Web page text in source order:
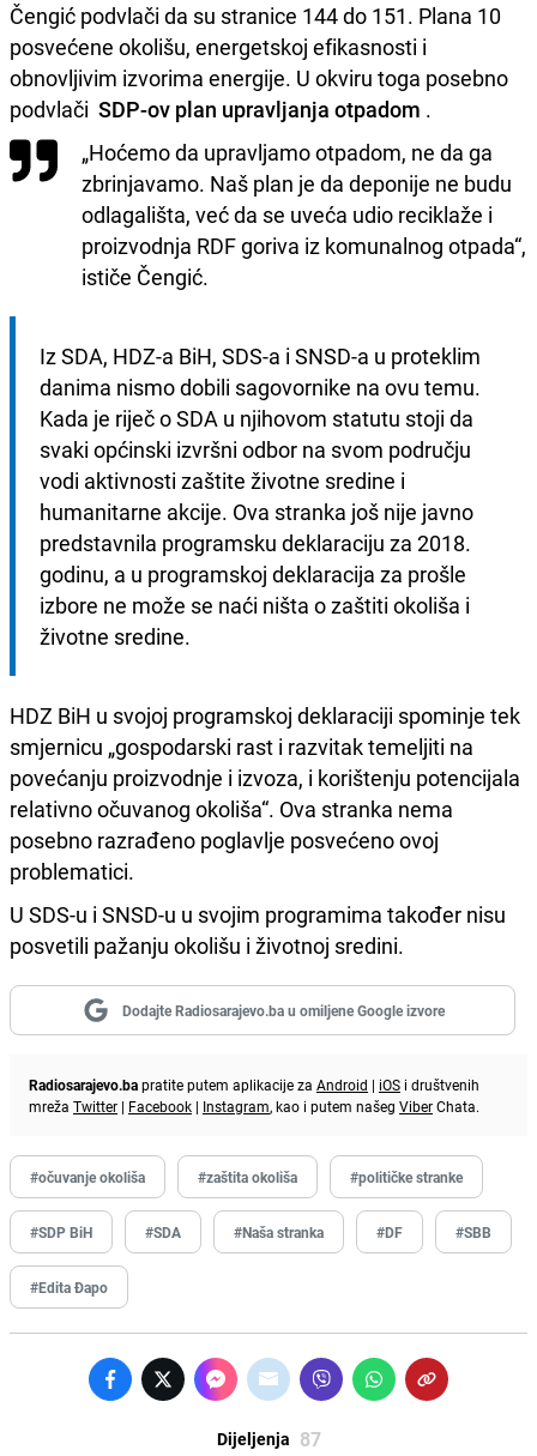
Čengić podvlači da su stranice 144 do 151. Plana 10
posvećene okolišu, energetskoj efikasnosti i
obnovljivim izvorima energije. U okviru toga posebno
podvlači SDP-ov plan upravljanja otpadom .
„Hoćemo da upravljamo otpadom, ne da ga
zbrinjavamo. Naš plan je da deponije ne budu
odlagališta, već da se uveća udio reciklaže i
proizvodnja RDF goriva iz komunalnog otpada“,
ističe Čengić.
Iz SDA, HDZ-a BiH, SDS-a i SNSD-a u proteklim
danima nismo dobili sagovornike na ovu temu.
Kada je riječ o SDA u njihovom statutu stoji da
svaki općinski izvršni odbor na svom području
vodi aktivnosti zaštite životne sredine i
humanitarne akcije. Ova stranka još nije javno
predstavnila programsku deklaraciju za 2018.
godinu, a u programskoj deklaracija za prošle
izbore ne može se naći ništa o zaštiti okoliša i
životne sredine.
HDZ BiH u svojoj programskoj deklaraciji spominje tek
smjernicu „gospodarski rast i razvitak temeljiti na
povećanju proizvodnje i izvoza, i korištenju potencijala
relativno očuvanog okoliša“. Ova stranka nema
posebno razrađeno poglavlje posvećeno ovoj
problematici.
U SDS-u i SNSD-u u svojim programima također nisu
posvetili pažanju okolišu i životnoj sredini.
Dodajte Radiosarajevo.ba u omiljene Google izvore
Radiosarajevo.bapratite putem aplikacije za Android | iOS i društvenih
mreža Twitter | Facebook | Instagram, kao i putem našeg ViberChata.
#očuvanje okoliša #zaštita okoliša #političke stranke
#SDP BiH #SDA #Naša stranka #DF #SBB
#Edita Đapo
Dijeljenja 87